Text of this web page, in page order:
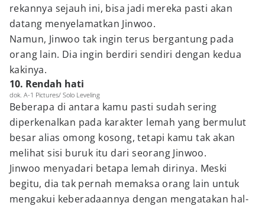
rekannya sejauh ini, bisa jadi mereka pasti akan
datang menyelamatkan Jinwoo.
Namun, Jinwoo tak ingin terus bergantung pada
orang lain. Dia ingin berdiri sendiri dengan kedua
kakinya.
10. Rendah hati
dok. A-1 Pictures/ Solo Leveling
Beberapa di antara kamu pasti sudah sering
diperkenalkan pada karakter lemah yang bermulut
besar alias omong kosong, tetapi kamu tak akan
melihat sisi buruk itu dari seorang Jinwoo.
Jinwoo menyadari betapa lemah dirinya. Meski
begitu, dia tak pernah memaksa orang lain untuk
mengakui keberadaannya dengan mengatakan hal-